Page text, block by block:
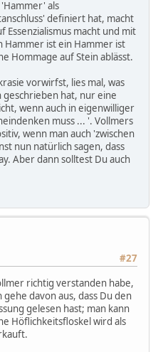
als
definiert hat, macht
Essenzialismus macht und mit
Hammer ist ein Hammer ist
Hommage auf Stein ablässt.
vorwirfst, lies mal, was
geschrieben hat, nur eine
wenn auch in eigenwilliger
muss ... '. Vollmers
wenn man auch 'zwischen
nun natürlich sagen, dass
Aber dann solltest Du auch
#27
richtig verstanden habe,
davon aus, dass Du den
gelesen hast; man kann
Höflichkeitsfloskel wird als